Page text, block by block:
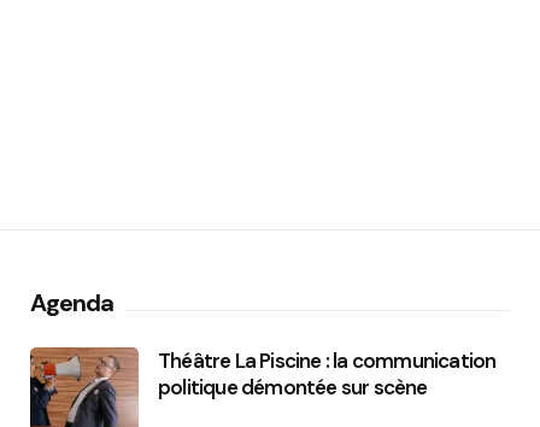
Agenda
Théâtre La Piscine : la communication
politique démontée sur scène